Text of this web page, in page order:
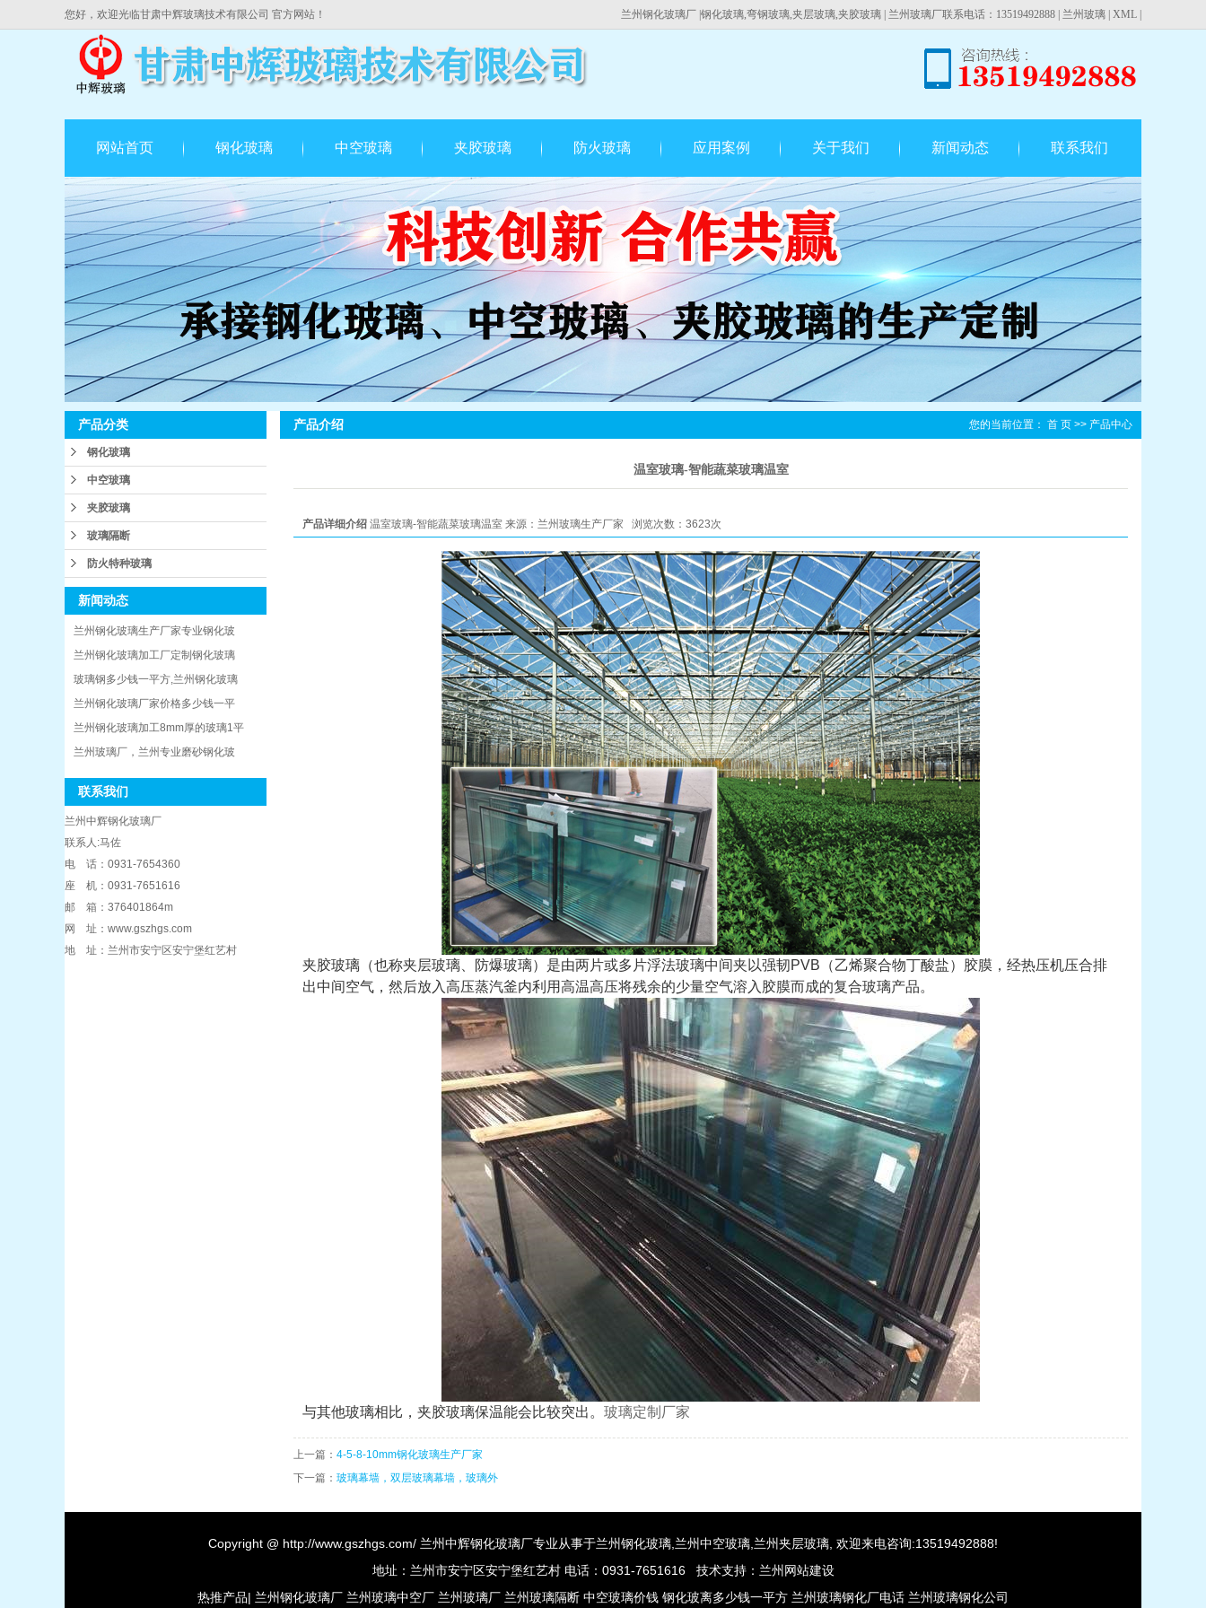
您好，欢迎光临甘肃中辉玻璃技术有限公司 官方网站！ 兰州钢化玻璃厂 |钢化玻璃,弯钢玻璃,夹层玻璃,夹胶玻璃 | 兰州玻璃厂联系电话：13519492888 兰州玻璃 XML
网站首页 钢化玻璃 中空玻璃 夹胶玻璃 防火玻璃 应用案例 关于我们 新闻动态 联系我们
产品分类
钢化玻璃
中空玻璃
夹胶玻璃
玻璃隔断
防火特种玻璃
新闻动态
兰州钢化玻璃生产厂家专业钢化玻
兰州钢化玻璃加工厂定制钢化玻璃
玻璃钢多少钱一平方,兰州钢化玻璃
兰州钢化玻璃厂家价格多少钱一平
兰州钢化玻璃加工8mm厚的玻璃1平
兰州玻璃厂，兰州专业磨砂钢化玻
联系我们
兰州中辉钢化玻璃厂
联系人:马佐
电 话：0931-7654360
座 机：0931-7651616
邮 箱：376401864m
网 址：www.gszhgs.com
地 址：兰州市安宁区安宁堡红艺村
产品介绍 您的当前位置： 首 页 >> 产品中心
温室玻璃-智能蔬菜玻璃温室
产品详细介绍 温室玻璃-智能蔬菜玻璃温室 来源：兰州玻璃生产厂家 浏览次数：3623次
夹胶玻璃（也称夹层玻璃、防爆玻璃）是由两片或多片浮法玻璃中间夹以强韧PVB（乙烯聚合物丁酸盐）胶膜，经热压机压合排
出中间空气，然后放入高压蒸汽釜内利用高温高压将残余的少量空气溶入胶膜而成的复合玻璃产品。
与其他玻璃相比，夹胶玻璃保温能会比较突出 。 玻璃定制厂家
上一篇： 4-5-8-10mm钢化玻璃生产厂家
下一篇： 玻璃幕墙，双层玻璃幕墙，玻璃外
Copyright @ http://www.gszhgs.com/ 兰州中辉钢化玻璃厂专业从事于兰州钢化玻璃 兰州中空玻璃 兰州夹层玻璃 , 欢迎来电咨询:13519492888!
地址：兰州市安宁区安宁堡红艺村 电话：0931-7651616 技术支持： 兰州网站建设
热推产品| 兰州钢化玻璃厂 兰州玻璃中空厂 兰州玻璃厂 兰州玻璃隔断 中空玻璃价钱 钢化玻离多少钱一平方 兰州玻璃钢化厂电话 兰州玻璃钢化公司